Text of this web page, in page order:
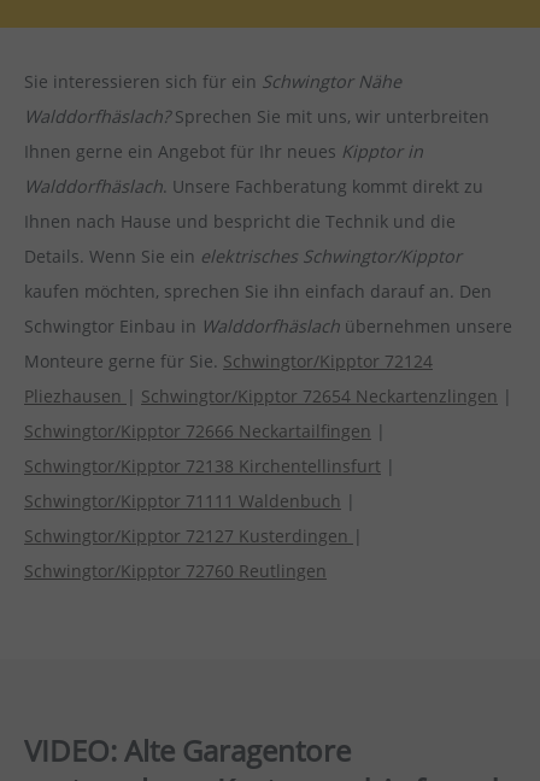
Sie interessieren sich für ein Schwingtor Nähe
Walddorfhäslach?Sprechen Sie mit uns, wir unterbreiten
Ihnen gerne ein Angebot für Ihr neues Kipptor in
Walddorfhäslach. Unsere Fachberatung kommt direkt zu
Ihnen nach Hause und bespricht die Technik und die
Details. Wenn Sie ein elektrisches Schwingtor/Kipptor
kaufen möchten, sprechen Sie ihn einfach darauf an. Den
Schwingtor Einbau in Walddorfhäslach übernehmen unsere
Monteure gerne für Sie. Schwingtor/Kipptor 72124
Pliezhausen | Schwingtor/Kipptor 72654 Neckartenzlingen |
Schwingtor/Kipptor 72666 Neckartailfingen |
Schwingtor/Kipptor 72138 Kirchentellinsfurt |
Schwingtor/Kipptor 71111 Waldenbuch |
Schwingtor/Kipptor 72127 Kusterdingen |
Schwingtor/Kipptor 72760 Reutlingen
VIDEO: Alte Garagentore